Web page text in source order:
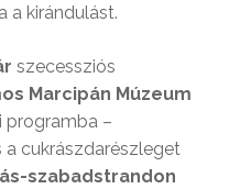
a kirándulást.
szecessziós
Marcipán Múzeum
programba –
cukrászdarészleget
szabadstrandon